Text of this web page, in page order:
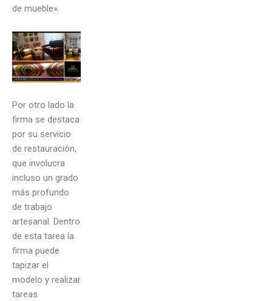
de mueble».
Por otro lado la
firma se destaca
por su servicio
de restauración,
que involucra
incluso un grado
más profundo
de trabajo
artesanal. Dentro
de esta tarea la
firma puede
tapizar el
modelo y realizar
tareas